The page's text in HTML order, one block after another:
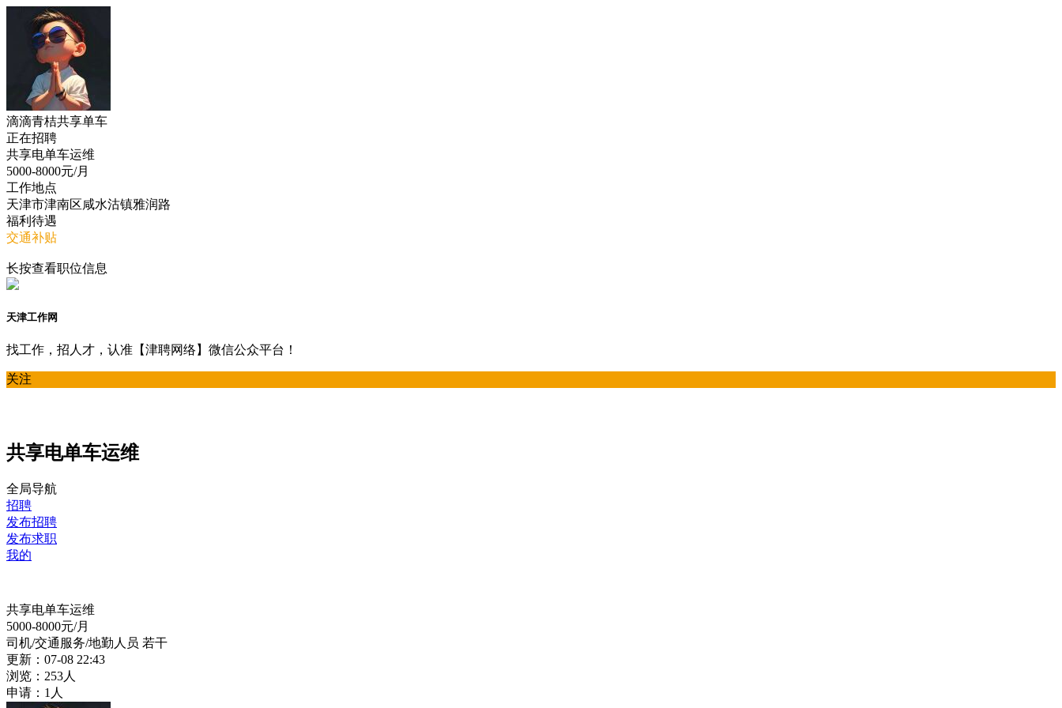
滴滴青桔共享单车
正在招聘
共享电单车运维
5000-8000元/月
工作地点
天津市津南区咸水沽镇雅润路
福利待遇
交通补贴
长按查看职位信息
天津工作网
找工作，招人才，认准【津聘网络】微信公众平台！
关注
共享电单车运维
全局导航
招聘
发布招聘
发布求职
我的
共享电单车运维
5000-8000元/月
司机/交通服务/地勤人员 若干
更新：07-08 22:43
浏览：253人
申请：1人